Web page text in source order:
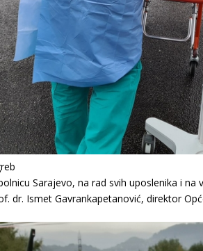
Sarajevo, na rad svih uposlenika i
dr. Ismet Gavrankapetanović, direktor